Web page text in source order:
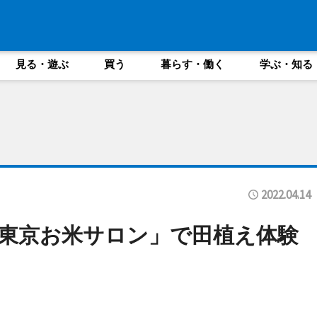
見る・遊ぶ 買う 暮らす・働く 学ぶ・知る
2022.04.14
京お米サロン」で田植え体験